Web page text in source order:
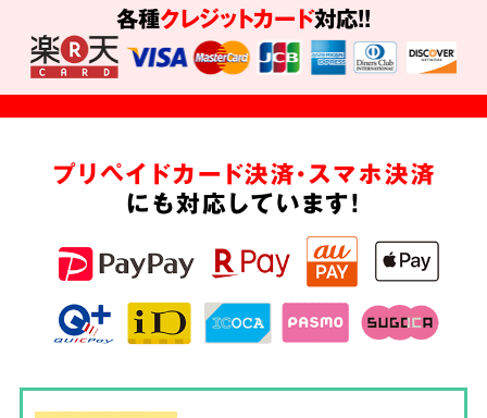
各種クレジットカード対応!!
プリペイドカード決済・スマホ決済
にも対応しています!